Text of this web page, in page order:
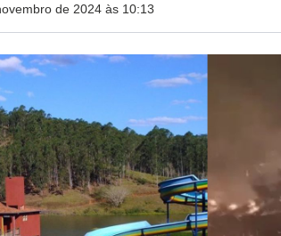
de 2024 às 10:13